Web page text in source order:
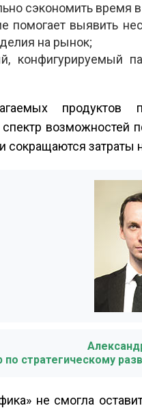
сэкономить время
выявить
на рынок;
конфигурируемый
продуктов
затраты
по стратегическому
не смогла